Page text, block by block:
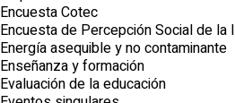
Encuesta Cotec
Encuesta de Percepción Social de la
Energía asequible y no contaminante
Enseñanza y formación
Evaluación de la educación